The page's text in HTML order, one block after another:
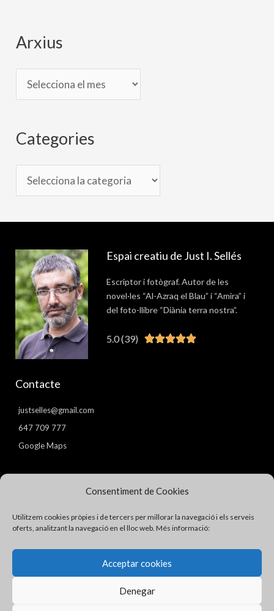
Consentiment de Cookies
Utilitzem cookies pròpies i de tercers per millorar la navegació i els serveis
oferts, analitzant la navegació en el lloc web. Més informació:
Acceptar cookies
Denegar
Arxius
Categories
Espai creatiu de Just I. Sellés
Escriptor i fotògraf. Autor de les
novel·les “Al-Azraq el Blau” i “Amira” i
del foto-llibre “Diània terra nostra”.
5.0 (39) Valorat
Contacte
justselles@gmail.com
647 709 777
Google Maps
Pàgines
Política de Privacitat
Copyright © 2026 Just I. Sellés